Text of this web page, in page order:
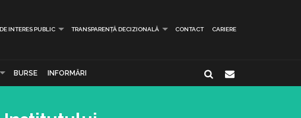
INTERES PUBLIC TRANSPARENȚĂ DECIZIONALĂ CONTACT CARIERE
BURSE INFORMĂRI